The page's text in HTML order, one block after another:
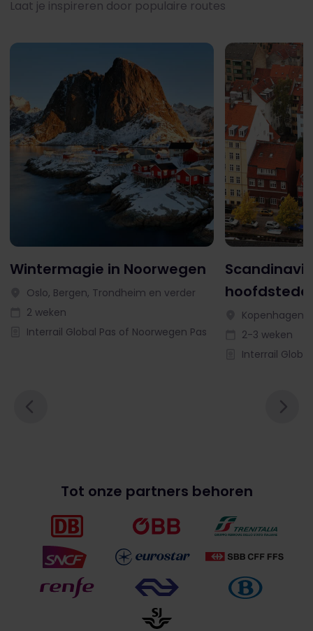
Laat je inspireren door populaire routes
Wintermagie in Noorwegen
Oslo, Bergen, Trondheim en verder
2 weken
Interrail Global Pas of Noorwegen Pas
Kopenhagen,
2-3 weken
Interrail
Tot onze partners behoren